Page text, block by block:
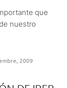
que
nuestro
2009